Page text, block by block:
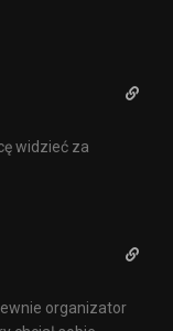
widzieć za
organizator